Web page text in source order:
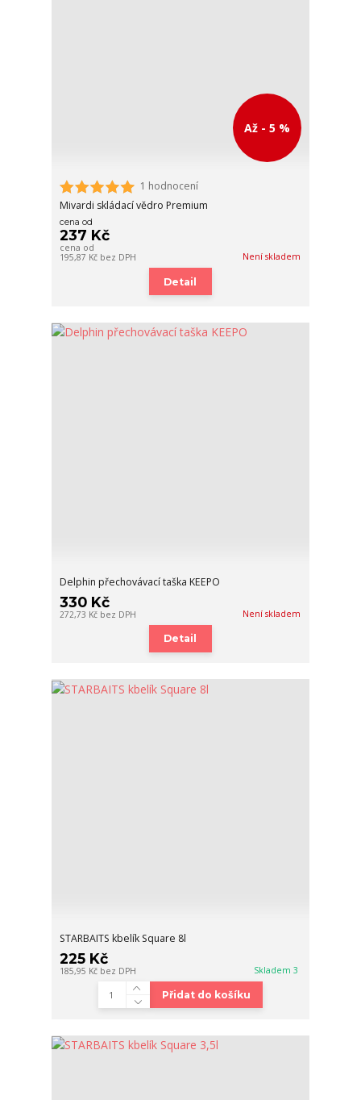
Až - 5 %
1 hodnocení
Mivardi skládací vědro Premium
cena od
237 Kč
cena od
195,87 Kč bez DPH Není skladem
Detail
Delphin přechovávací taška KEEPO
330 Kč
272,73 Kč bez DPH Není skladem
Detail
STARBAITS kbelík Square 8l
225 Kč
185,95 Kč bez DPH Skladem 3
Přidat do košíku